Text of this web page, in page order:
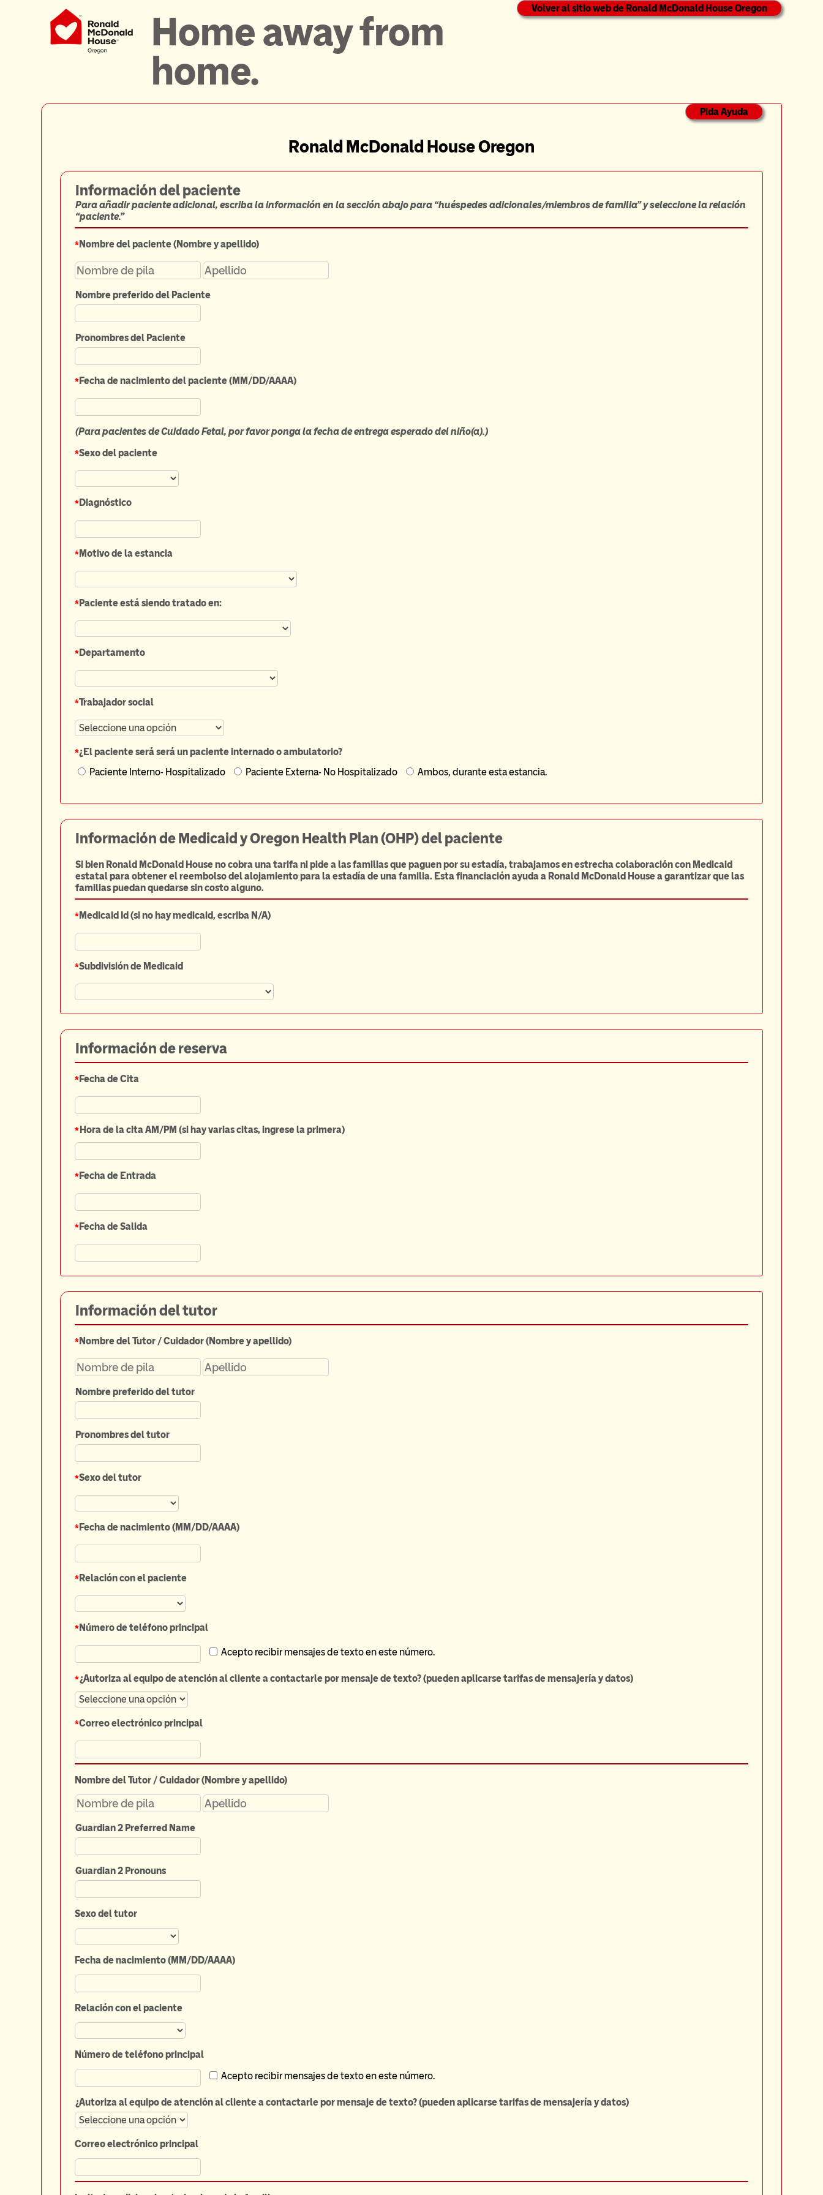
Volver al sitio web de Ronald McDonald House Oregon
Home away from
home.
Pida Ayuda
Ronald McDonald House Oregon
Información del paciente
Para añadir paciente adicional, escriba la información en la sección abajo para “huéspedes adicionales/miembros de familia” y seleccione la relación
“paciente.”
*Nombre del paciente (Nombre y apellido)
Nombre preferido del Paciente
Pronombres del Paciente
*Fecha de nacimiento del paciente (MM/DD/AAAA)
(Para pacientes de Cuidado Fetal, por favor ponga la fecha de entregaesperadodel niño(a).)
*Sexo del paciente
*Diagnóstico
*Motivo de la estancia
*Paciente está siendo tratado en:
*Departamento
*Trabajador social
*¿El paciente será será un paciente internado o ambulatorio?
Ambos, durante esta estancia.
Información de Medicaid y Oregon Health Plan (OHP) del paciente
Si bien Ronald McDonald House no cobra una tarifa ni pide a las familias que paguen por su estadía, trabajamos en estrecha colaboración con Medicaid
estatal para obtener el reembolso del alojamiento para la estadía de una familia. Esta financiación ayuda a Ronald McDonald House a garantizar que las
familias puedan quedarse sin costo alguno.
* Medicaid Id (si no hay medicaid, escriba N/A)
*Subdivisión de Medicaid
Información de reserva
*Fecha de Cita
* Hora de la cita AM/PM (si hay varias citas, ingrese la primera)
*Fecha de Entrada
*Fecha de Salida
Informacióndel tutor
*Nombre del Tutor / Cuidador (Nombre y apellido)
Nombrepreferidodel tutor
Pronombres del tutor
*Sexo del tutor
*Fecha de nacimiento (MM/DD/AAAA)
*Relación con el paciente
*Número de teléfono principal
Acepto recibir mensajes de texto en este número.
*¿Autoriza al equipo de atención al cliente a contactarle por mensaje de texto? (pueden aplicarse tarifas de mensajería y datos)
*Correo electrónico principal
Nombre del Tutor / Cuidador (Nombre y apellido)
Guardian 2 Preferred Name
Guardian 2 Pronouns
Sexo del tutor
Fecha de nacimiento (MM/DD/AAAA)
Relación con el paciente
Número de teléfono principal
Acepto recibir mensajes de texto en este número.
¿Autoriza al equipo de atención al cliente a contactarle por mensaje de texto? (pueden aplicarse tarifas de mensajería y datos)
Correo electrónico principal